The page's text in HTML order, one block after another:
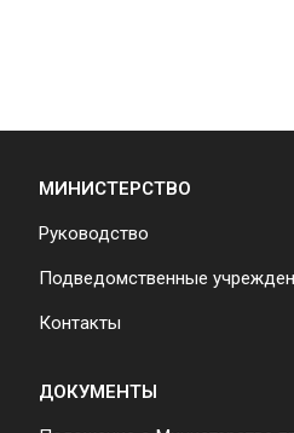
МИНИСТЕРСТВО
Руководство
Подведомственные
Контакты
ДОКУМЕНТЫ